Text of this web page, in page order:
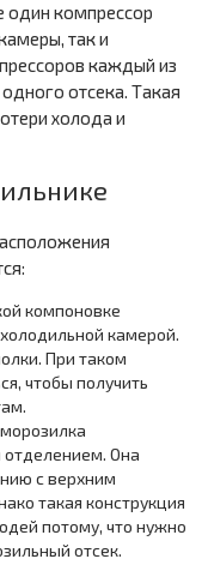
один компрессор
так и
каждый из
отсека. Такая
холода и
компоновке
камерой.
При таком
чтобы получить
отделением. Она
с верхним
такая конструкция
потому, что нужно
отсек.